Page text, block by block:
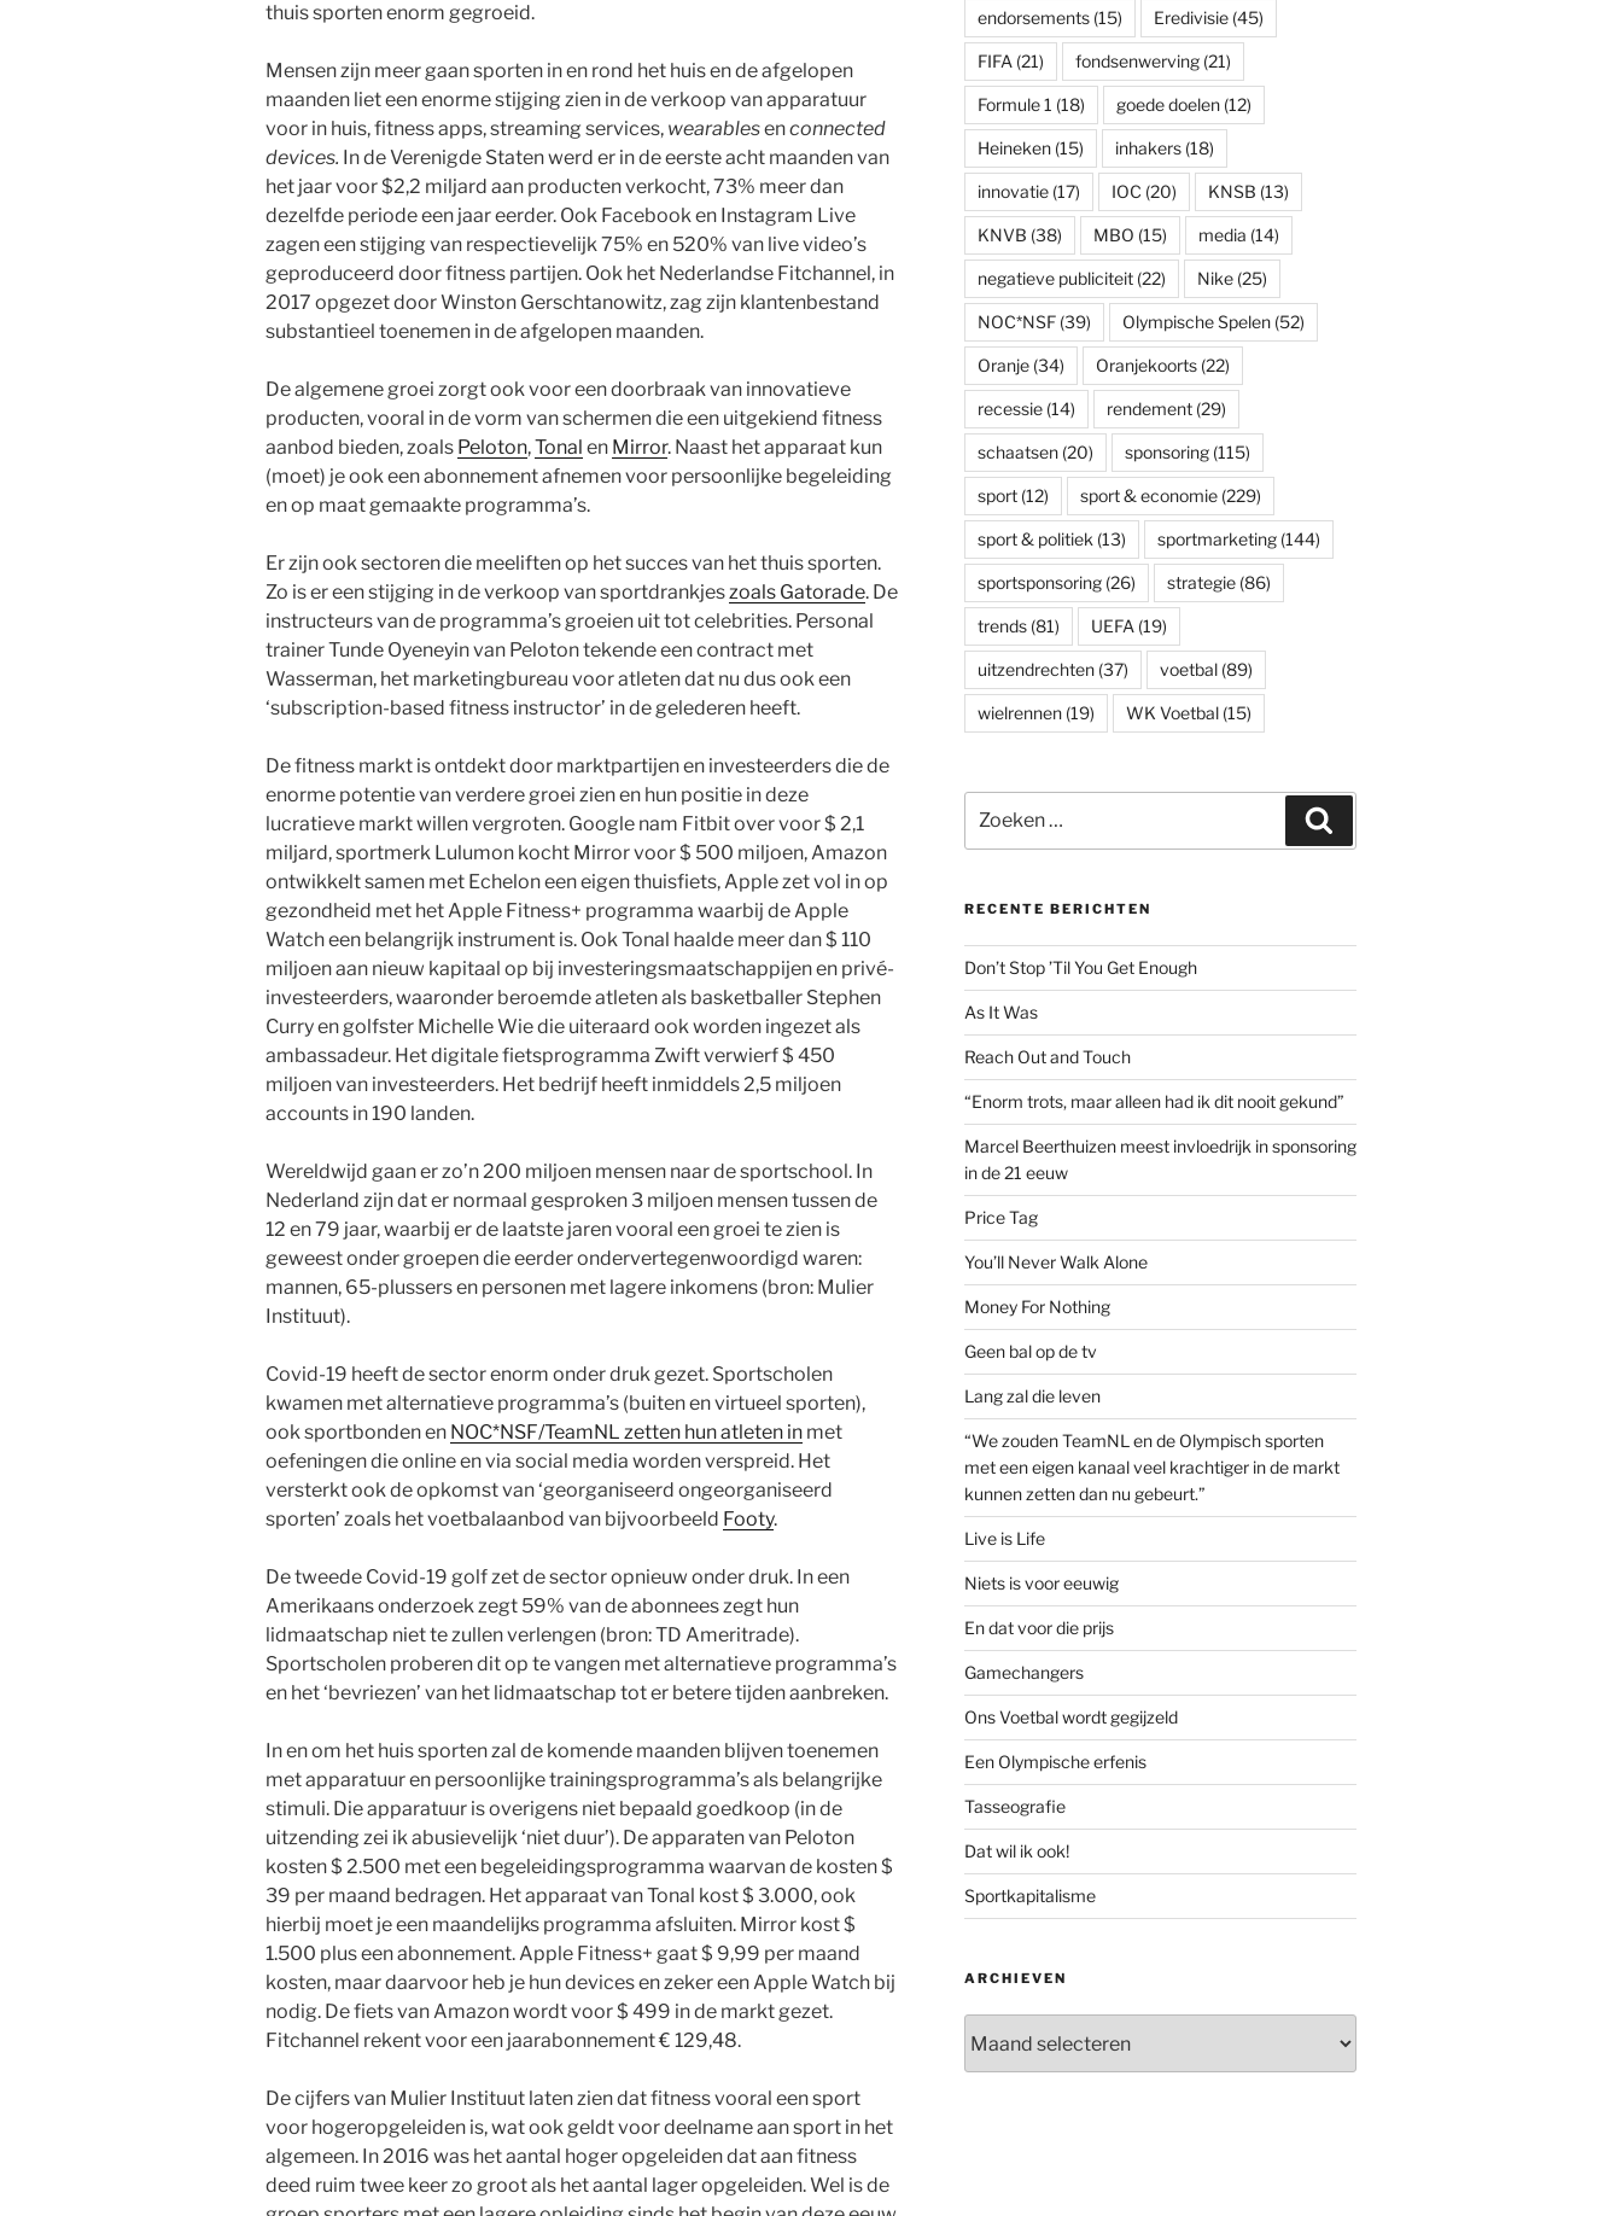
thuis sporten enorm gegroeid.
Mensen zijn meer gaan sporten in en rond het huis en de afgelopen
maanden liet een enorme stijging zien in de verkoop van apparatuur
voor in huis, fitness apps, streaming services, wearablesenconnected
devices. In de Verenigde Staten werd er in de eerste acht maanden van
het jaar voor $2,2 miljard aan producten verkocht, 73% meer dan
dezelfde periode een jaar eerder. Ook Facebook en Instagram Live
zagen een stijging van respectievelijk 75% en 520% van live video’s
geproduceerd door fitness partijen. Ook het Nederlandse Fitchannel, in
2017 opgezet door Winston Gerschtanowitz, zag zijn klantenbestand
substantieel toenemen in de afgelopen maanden.
De algemene groei zorgt ook voor een doorbraak van innovatieve
producten, vooral in de vorm van schermen die een uitgekiend fitness
aanbod bieden, zoals Peloton,Tonal en Mirror. Naast het apparaat kun
(moet) je ook een abonnement afnemen voor persoonlijke begeleiding
en op maat gemaakte programma’s.
Er zijn ook sectoren die meeliften op het succes van het thuis sporten.
Zo is er een stijging in de verkoop van sportdrankjeszoals Gatorade. De
instructeurs van de programma’s groeien uit tot celebrities. Personal
trainer Tunde Oyeneyin van Peloton tekende een contract met
Wasserman, het marketingbureau voor atleten dat nu dus ook een
‘subscription-based fitness instructor’ in de gelederen heeft.
De fitness markt is ontdekt door marktpartijen en investeerders die de
enorme potentie van verdere groei zien en hun positie in deze
lucratieve markt willen vergroten. Google nam Fitbit over voor $ 2,1
miljard, sportmerk Lulumon kocht Mirror voor $ 500 miljoen, Amazon
ontwikkelt samen met Echelon een eigen thuisfiets, Apple zet vol in op
gezondheid met het Apple Fitness+ programma waarbij de Apple
Watch een belangrijk instrument is. Ook Tonal haalde meer dan $ 110
miljoen aan nieuw kapitaal op bij investeringsmaatschappijen en privé-
investeerders, waaronder beroemde atleten als basketballer Stephen
Curry en golfster Michelle Wie die uiteraard ook worden ingezet als
ambassadeur. Het digitale fietsprogramma Zwift verwierf $ 450
miljoen van investeerders. Het bedrijf heeft inmiddels 2,5 miljoen
accounts in 190 landen.
Wereldwijd gaan er zo’n 200 miljoen mensen naar de sportschool. In
Nederland zijn dat er normaal gesproken 3 miljoen mensen tussen de
12 en 79 jaar, waarbij er de laatste jaren vooral een groei te zien is
geweest onder groepen die eerder ondervertegenwoordigd waren:
mannen, 65-plussers en personen met lagere inkomens (bron: Mulier
Instituut).
Covid-19 heeft de sector enorm onder druk gezet. Sportscholen
kwamen met alternatieve programma’s (buiten en virtueel sporten),
ook sportbonden en NOC*NSF/TeamNL zetten hun atleten in met
oefeningen die online en via social media worden verspreid. Het
versterkt ook de opkomst van ‘georganiseerd ongeorganiseerd
sporten’ zoals het voetbalaanbod van bijvoorbeeld Footy.
De tweede Covid-19 golf zet de sector opnieuw onder druk. In een
Amerikaans onderzoek zegt 59% van de abonnees zegt hun
lidmaatschap niet te zullen verlengen (bron: TD Ameritrade).
Sportscholen proberen dit op te vangen met alternatieve programma’s
en het ‘bevriezen’ van het lidmaatschap tot er betere tijden aanbreken.
In en om het huis sporten zal de komende maanden blijven toenemen
met apparatuur en persoonlijke trainingsprogramma’s als belangrijke
stimuli. Die apparatuur is overigens niet bepaald goedkoop (in de
uitzending zei ik abusievelijk ‘niet duur’). De apparaten van Peloton
kosten $ 2.500 met een begeleidingsprogramma waarvan de kosten $
39 per maand bedragen. Het apparaat van Tonal kost $ 3.000, ook
hierbij moet je een maandelijks programma afsluiten. Mirror kost $
1.500 plus een abonnement. Apple Fitness+ gaat $ 9,99 per maand
kosten, maar daarvoor heb je hun devices en zeker een Apple Watch bij
nodig. De fiets van Amazon wordt voor $ 499 in de markt gezet.
Fitchannel rekent voor een jaarabonnement € 129,48.
De cijfers van Mulier Instituut laten zien dat fitness vooral een sport
voor hogeropgeleiden is, wat ook geldt voor deelname aan sport in het
algemeen. In 2016 was het aantal hoger opgeleiden dat aan fitness
deed ruim twee keer zo groot als het aantal lager opgeleiden. Wel is de
endorsements(15) Eredivisie(45)
FIFA (21) fondsenwerving(21)
Formule 1 (18) goede doelen(12)
Heineken(15) inhakers(18)
innovatie(17) IOC (20) KNSB (13)
KNVB (38) MBO (15) media (14)
negatieve publiciteit(22) Nike(25)
NOC*NSF(39) Olympische Spelen(52)
Oranje(34) Oranjekoorts(22)
recessie(14) rendement(29)
schaatsen(20) sponsoring(115)
sport(12) sport & economie(229)
sport & politiek (13) sportmarketing(144)
sportsponsoring(26) strategie(86)
trends(81) UEFA (19)
uitzendrechten(37) voetbal(89)
wielrennen(19) WK Voetbal(15)
naar:
RECENTE BERICHTEN
Don’t Stop ’Til You Get Enough
As It Was
Reach Out and Touch
“Enorm trots, maar alleen had ik dit nooit gekund”
Marcel Beerthuizen meest invloedrijk in sponsoring
in de 21 eeuw
Price Tag
You’ll Never Walk Alone
Money For Nothing
Geen bal op de tv
Lang zal die leven
“We zouden TeamNL en de Olympisch sporten
met een eigen kanaal veel krachtiger in de markt
kunnen zetten dan nu gebeurt.”
Live is Life
Niets is voor eeuwig
En dat voor die prijs
Gamechangers
Ons Voetbal wordt gegijzeld
Een Olympische erfenis
Tasseografie
Dat wil ik ook!
Sportkapitalisme
ARCHIEVEN